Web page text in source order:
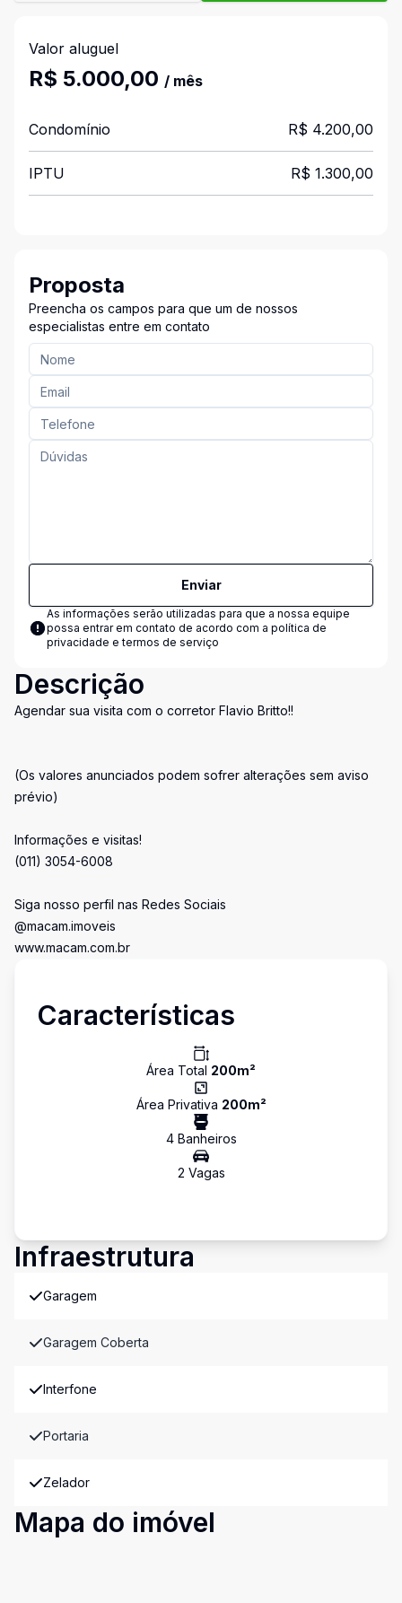
Valor aluguel
R$ 5.000,00 / mês
Condomínio R$ 4.200,00
IPTU R$ 1.300,00
Proposta
Preencha os campos para que um de nossos
especialistas entre em contato
Enviar
As informações serão utilizadas para que a nossa equipe
possa entrar em contato de acordo com a política de
privacidade e termos de serviço
Descrição
Agendar sua visita com o corretor Flavio Britto!!
(Os valores anunciados podem sofrer alterações sem aviso
prévio)
Informações e visitas!
(011) 3054-6008
Siga nosso perfil nas Redes Sociais
@macam.imoveis
www.macam.com.br
Características
Área Total 200m²
Área Privativa 200m²
4Banheiros
2 Vagas
Infraestrutura
Garagem
Garagem Coberta
Interfone
Portaria
Zelador
Mapa do imóvel